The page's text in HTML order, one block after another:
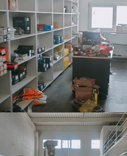
Renoser Otomotiv
Renoser Otomotiv